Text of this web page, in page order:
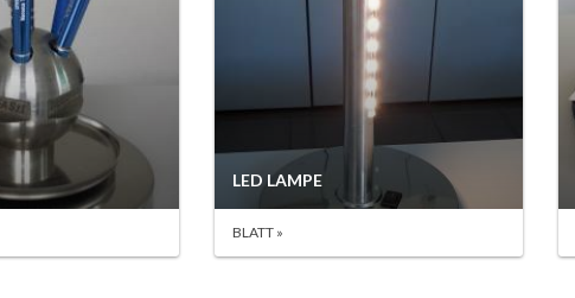
LED LAMPE
BLATT »